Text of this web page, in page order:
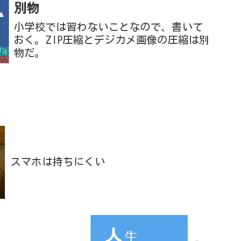
別物
小学校では習わないことなので、書いて
おく。ZIP圧縮とデジカメ画像の圧縮は別
物だ。
スマホは持ちにくい